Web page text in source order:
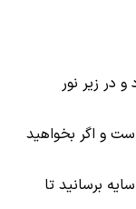
در زیر نور
و اگر بخواهید
برسانید تا